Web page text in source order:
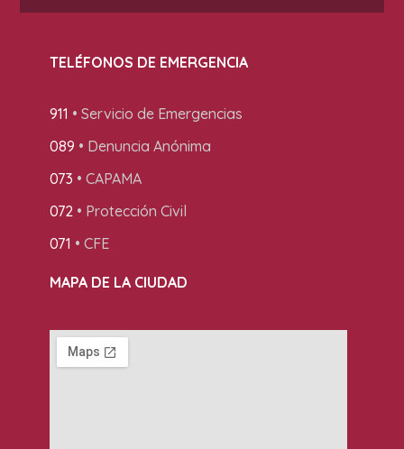
TELÉFONOS DE EMERGENCIA
911 • Servicio de Emergencias
089 • Denuncia Anónima
073 • CAPAMA
072 • Protección Civil
071 • CFE
MAPA DE LA CIUDAD